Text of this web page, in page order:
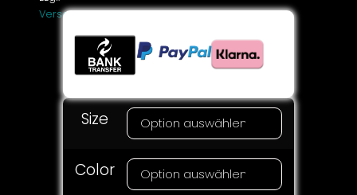
Versandkosten
Size
Color